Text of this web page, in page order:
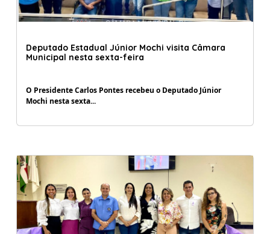
Deputado Estadual Júnior Mochi visita Câmara
Municipal nesta sexta-feira
O Presidente Carlos Pontes recebeu o Deputado Júnior
Mochi nesta sexta...